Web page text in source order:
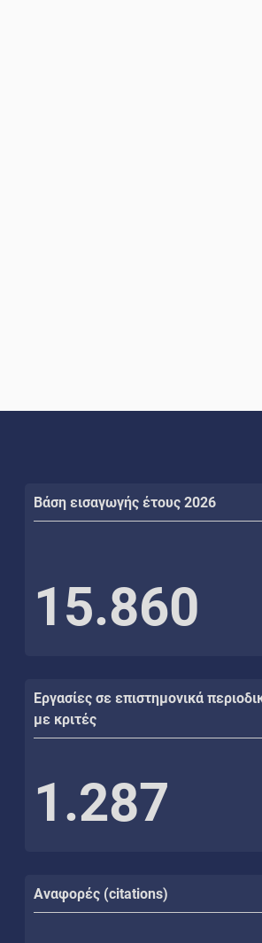
Βάση εισαγωγής έτους 2026
15.860
Εργασίες σε επιστημονικά
με κριτές
1.287
Αναφορές (citations)